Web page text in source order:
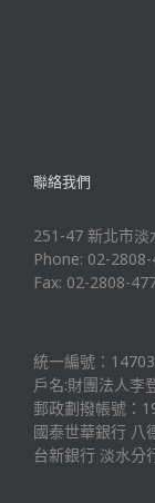
聯絡我們
251-47 新北市
Phone: 02-
Fax: 02-2808-
統一編號：
戶名:財團法人李
郵政劃撥帳號：
國泰世華銀行 八
台新銀行 淡水分